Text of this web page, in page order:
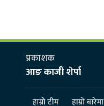
प्रकाशक
आङ काजी शेर्पा
हाम्रो टीम हाम्रो बारेमा